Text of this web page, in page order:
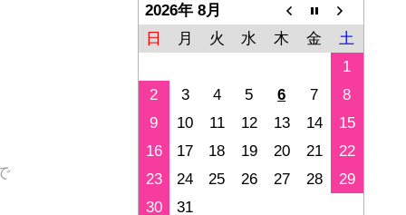
2026年 8月
日
月 火 水 木 金
土
1
2
3 4 5 6 7
8
9
10 11 12 13 14
15
16
17 18 19 20 21
22
23
24 25 26 27 28
29
30
31